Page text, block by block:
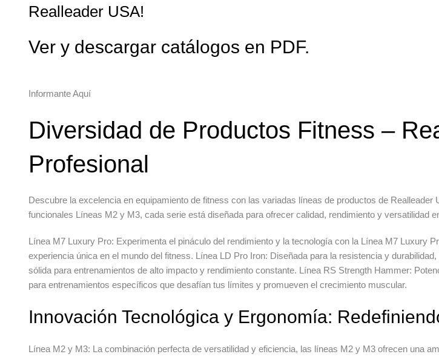
Realleader USA!
Ver y descargar catálogos en PDF.
Informante Aquí
Diversidad de Productos Fitness –
Profesional
Descubre la excelencia en equipamiento de fitness con las variadas líneas de productos de
funcionales Líneas M2 y M3, cada serie está diseñada para ofrecer calidad, rendimiento y versatilidad
Línea M7 Luxury Pro: Experimenta el pináculo del rendimiento y la tecnología con la Línea M7 Luxury
experiencia única en el mundo del fitness. Línea LD Pro Iron: Diseñada para la resistencia y
sólida para entrenamientos de alto impacto y rendimiento constante. Línea RS Strength Hammer:
para entrenamientos específicos que desafían tus límites y promueven el crecimiento muscular.
Innovación Tecnológica y Ergonomía:
Línea M2 y M3: La combinación perfecta de versatilidad y eficiencia, las líneas M2 y M3 ofrecen una